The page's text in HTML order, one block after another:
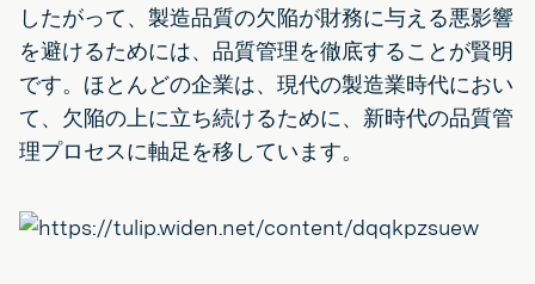
したがって、製造品質の欠陥が財務に与える悪影響
を避けるためには、品質管理を徹底することが賢明
です。ほとんどの企業は、現代の製造業時代におい
て、欠陥の上に立ち続けるために、新時代の品質管
理プロセスに軸足を移しています。